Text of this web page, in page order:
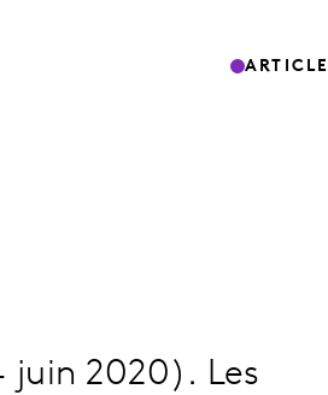
ARTICLE
juin 2020). Les